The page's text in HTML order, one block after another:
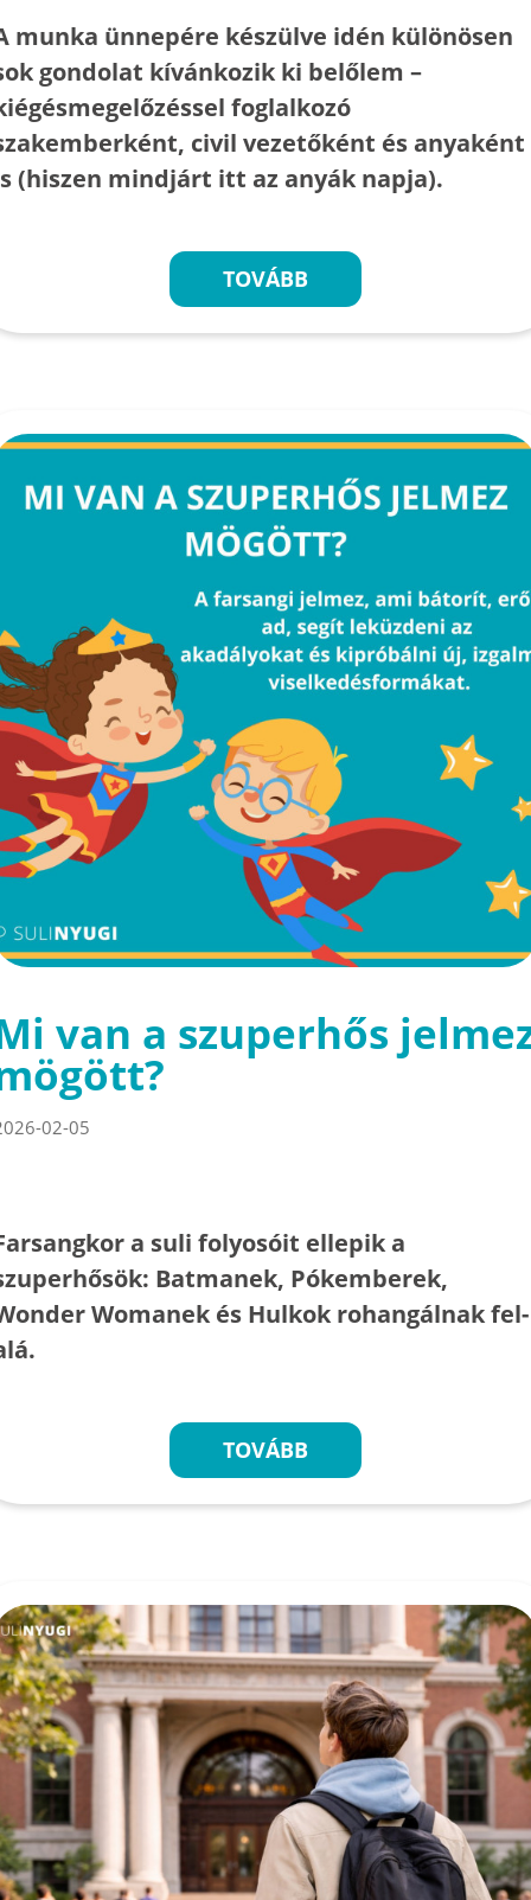
munka ünnepére készülve idén különösen
gondolat kívánkozik ki belőlem –
foglalkozó
civil vezetőként és anyaként
(hiszen mindjárt itt az anyák napja).
TOVÁBB
van a szuperhős
02-05
a suli folyosóit ellepik a
Batmanek, Pókemberek,
Womanek és Hulkok rohangálnak fel-
TOVÁBB